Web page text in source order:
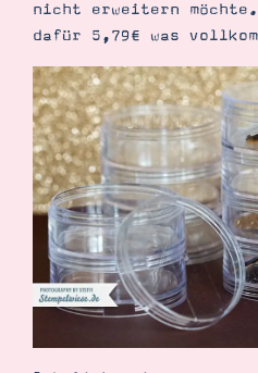
nicht erweitern
dafür 5,79€ was